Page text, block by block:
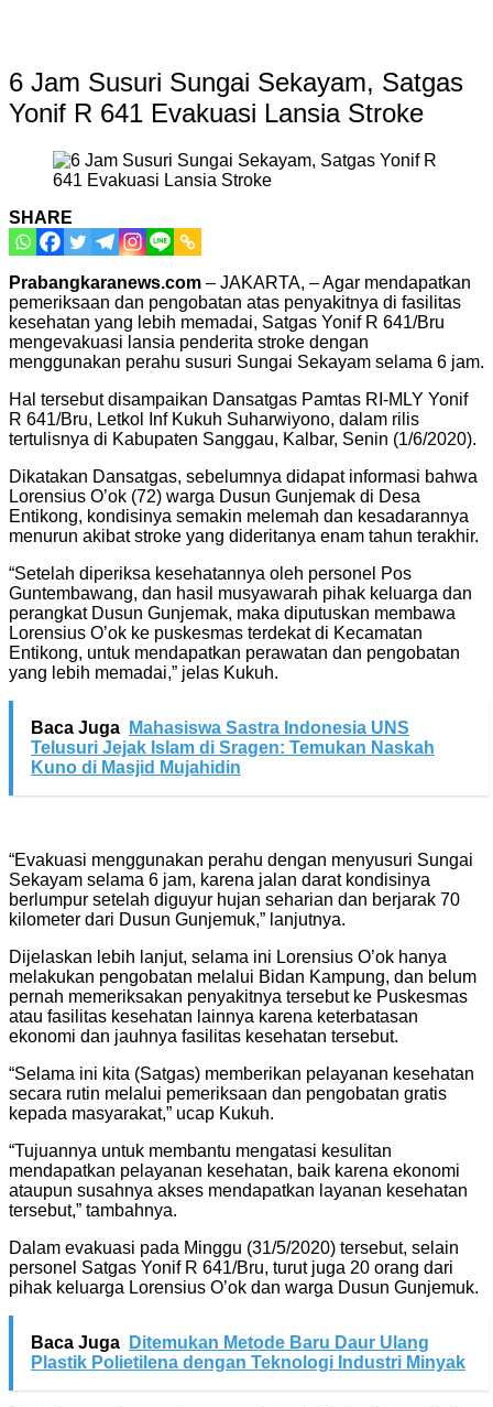
6 Jam Susuri Sungai Sekayam, Satgas
Yonif R 641 Evakuasi Lansia Stroke
SHARE
Prabangkaranews.com – JAKARTA, – Agar mendapatkan
pemeriksaan dan pengobatan atas penyakitnya di fasilitas
kesehatan yang lebih memadai, Satgas Yonif R 641/Bru
mengevakuasi lansia penderita stroke dengan
menggunakan perahu susuri Sungai Sekayam selama 6 jam.
Hal tersebut disampaikan Dansatgas Pamtas RI-MLY Yonif
R 641/Bru, Letkol Inf Kukuh Suharwiyono, dalam rilis
tertulisnya di Kabupaten Sanggau, Kalbar, Senin (1/6/2020).
Dikatakan Dansatgas, sebelumnya didapat informasi bahwa
Lorensius O’ok (72) warga Dusun Gunjemak di Desa
Entikong, kondisinya semakin melemah dan kesadarannya
menurun akibat stroke yang dideritanya enam tahun terakhir.
“Setelah diperiksa kesehatannya oleh personel Pos
Guntembawang, dan hasil musyawarah pihak keluarga dan
perangkat Dusun Gunjemak, maka diputuskan membawa
Lorensius O’ok ke puskesmas terdekat di Kecamatan
Entikong, untuk mendapatkan perawatan dan pengobatan
yang lebih memadai,” jelas Kukuh.
Baca Juga
Mahasiswa Sastra Indonesia UNS
Telusuri Jejak Islam di Sragen: Temukan Naskah
Kuno di Masjid Mujahidin
“Evakuasi menggunakan perahu dengan menyusuri Sungai
Sekayam selama 6 jam, karena jalan darat kondisinya
berlumpur setelah diguyur hujan seharian dan berjarak 70
kilometer dari Dusun Gunjemuk,” lanjutnya.
Dijelaskan lebih lanjut, selama ini Lorensius O’ok hanya
melakukan pengobatan melalui Bidan Kampung, dan belum
pernah memeriksakan penyakitnya tersebut ke Puskesmas
atau fasilitas kesehatan lainnya karena keterbatasan
ekonomi dan jauhnya fasilitas kesehatan tersebut.
“Selama ini kita (Satgas) memberikan pelayanan kesehatan
secara rutin melalui pemeriksaan dan pengobatan gratis
kepada masyarakat,” ucap Kukuh.
“Tujuannya untuk membantu mengatasi kesulitan
mendapatkan pelayanan kesehatan, baik karena ekonomi
ataupun susahnya akses mendapatkan layanan kesehatan
tersebut,” tambahnya.
Dalam evakuasi pada Minggu (31/5/2020) tersebut, selain
personel Satgas Yonif R 641/Bru, turut juga 20 orang dari
pihak keluarga Lorensius O’ok dan warga Dusun Gunjemuk.
Baca Juga
Ditemukan Metode Baru Daur Ulang
Plastik Polietilena dengan Teknologi Industri Minyak